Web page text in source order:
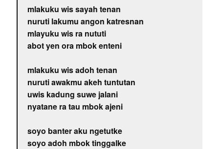
mlakuku wis sayah tenan
nuruti lakumu angon katresnan
mlayuku wis ra nututi
abot yen ora mbok enteni
mlakuku wis adoh tenan
nuruti awakmu akeh tuntutan
uwis kadung suwe jalani
nyatane ra tau mbok ajeni
soyo banter aku ngetutke
soyo adoh mbok tinggalke